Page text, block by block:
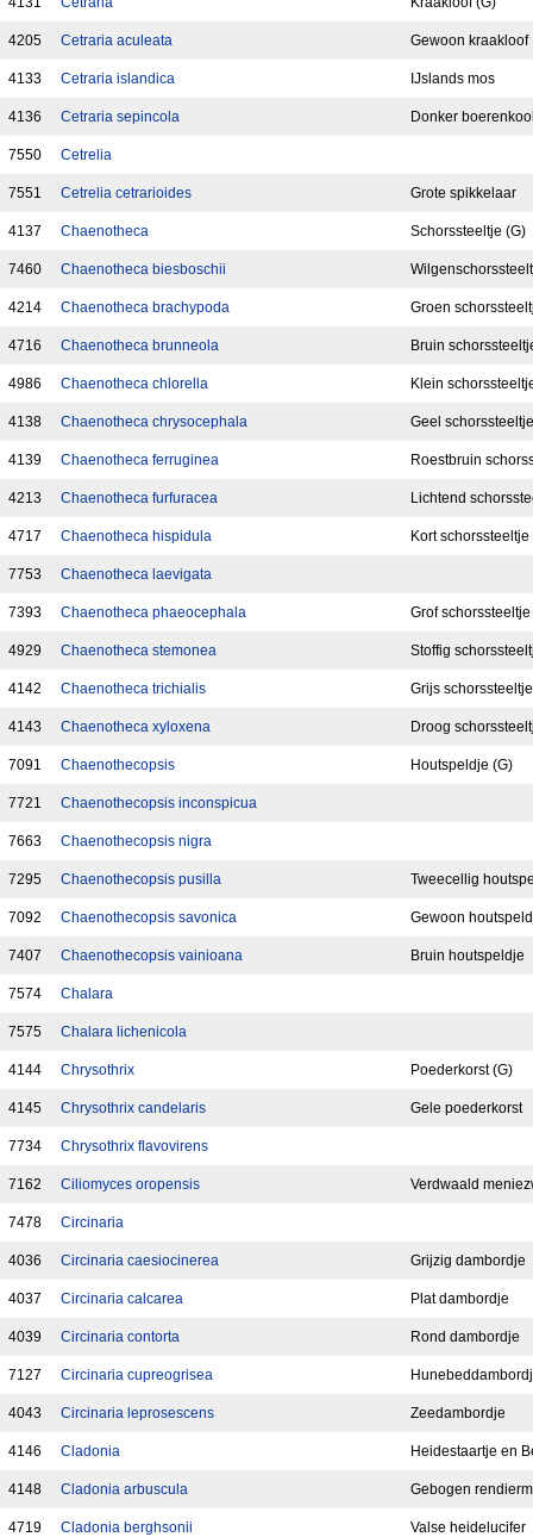
4205 Cetraria aculeata Gewoon kraakloof
4133 Cetraria islandica IJslands mos
4136 Cetraria sepincola Donker
7550 Cetrelia
7551 Cetrelia cetrarioides Grote spikkelaar
4137 Chaenotheca Schorssteeltje (G)
7460 Chaenotheca biesboschii
4214 Chaenotheca brachypoda Groen
4716 Chaenotheca brunneola Bruin
4986 Chaenotheca chlorella Klein
4138 Chaenotheca chrysocephala Geel schorssteeltje
4139 Chaenotheca ferruginea Roestbruin
4213 Chaenotheca furfuracea Lichtend
4717 Chaenotheca hispidula Kort schorssteeltje
7753 Chaenotheca laevigata
7393 Chaenotheca phaeocephala Grof schorssteeltje
4929 Chaenotheca stemonea Stoffig
4142 Chaenotheca trichialis Grijs schorssteeltje
4143 Chaenotheca xyloxena Droog
7091 Chaenothecopsis Houtspeldje (G)
7721 Chaenothecopsis inconspicua
7663 Chaenothecopsis nigra
7295 Chaenothecopsis pusilla Tweecellig
7092 Chaenothecopsis savonica Gewoon
7407 Chaenothecopsis vainioana Bruin houtspeldje
7574 Chalara
7575 Chalara lichenicola
4144 Chrysothrix Poederkorst (G)
4145 Chrysothrix candelaris Gele poederkorst
7734 Chrysothrix flavovirens
7162 Ciliomyces oropensis Verdwaald
7478 Circinaria
4036 Circinaria caesiocinerea Grijzig dambordje
4037 Circinaria calcarea Plat dambordje
4039 Circinaria contorta Rond dambordje
7127 Circinaria cupreogrisea
4043 Circinaria leprosescens Zeedambordje
4146 Cladonia Heidestaartje en
4148 Cladonia arbuscula Gebogen
4719 Cladonia berghsonii Valse heidelucifer